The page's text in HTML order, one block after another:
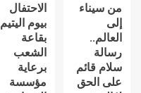
من سيناء
إلى
العالم..
رسالة
سلام قائم
على الحق
الاحتفال
بيوم اليتيم
بقاعة
الشعب
برعاية
مؤسسة